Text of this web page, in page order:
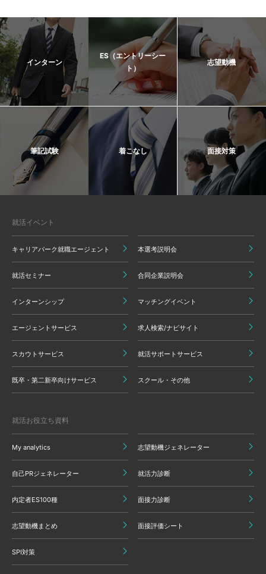
インターン
ES（エントリーシー
ト）
志望動機
筆記試験 着こなし 面接対策
就活イベント
キャリアパーク就職エージェント 本選考説明会
就活セミナー 合同企業説明会
インターンシップ マッチングイベント
エージェントサービス 求人検索/ナビサイト
スカウトサービス 就活サポートサービス
既卒・第二新卒向けサービス スクール・その他
就活お役立ち資料
My analytics 志望動機ジェネレーター
自己PRジェネレーター 就活力診断
内定者ES100種 面接力診断
志望動機まとめ 面接評価シート
SPI対策